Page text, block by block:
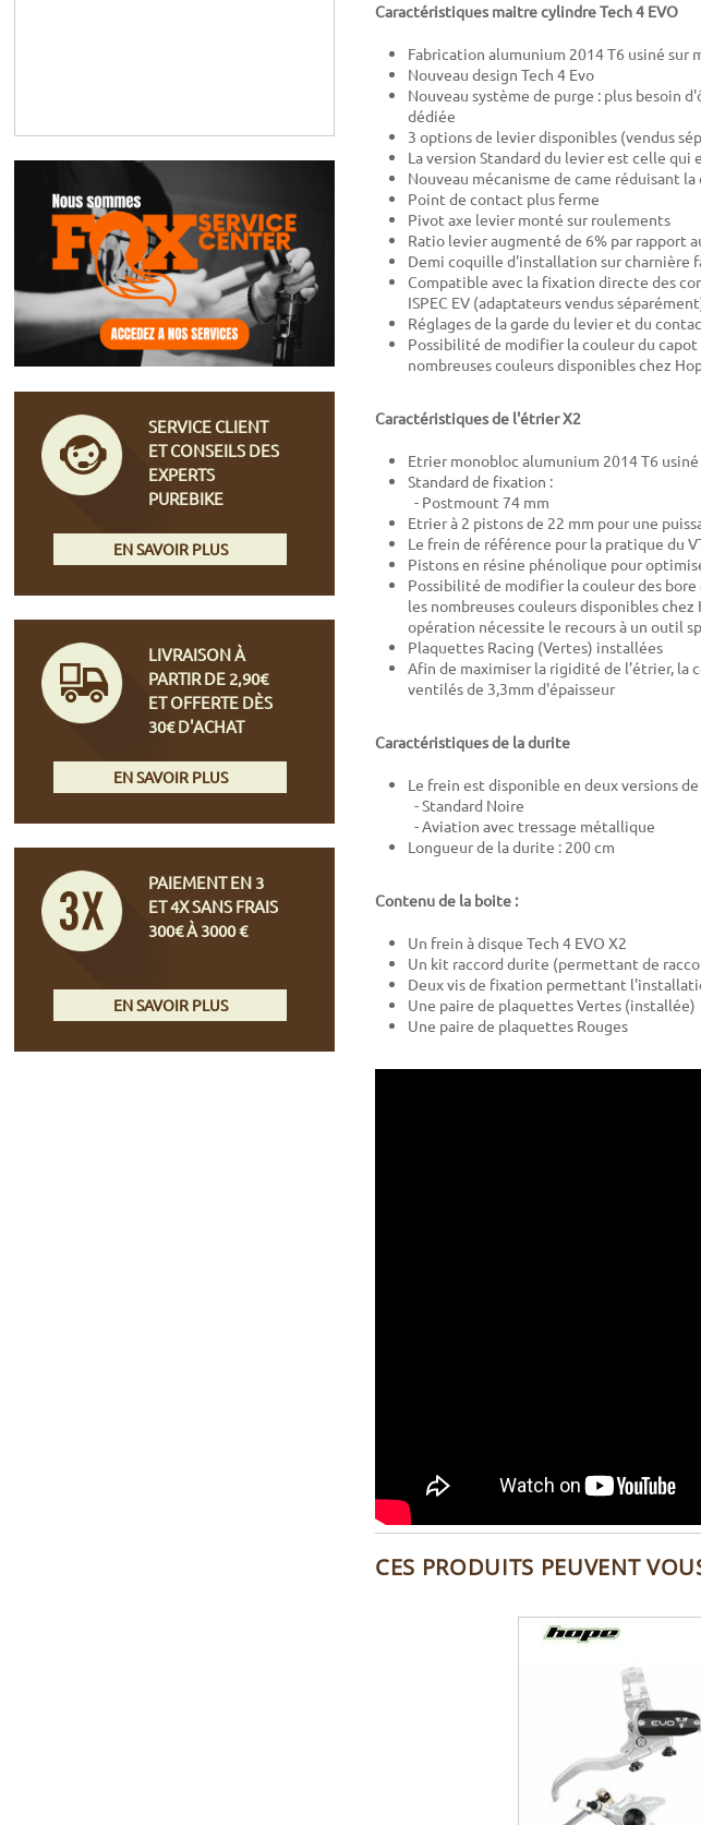
Caractéristiques maitre cylindre Tech 4 EVO
Fabrication alumunium 2014 T6 usiné sur
Nouveau design Tech 4 Evo
Nouveau système de purge : plus besoin
dédiée
3 options de levier disponibles (vendus
La version Standard du levier est celle qui
Nouveau mécanisme de came réduisant
Point de contact plus ferme
Pivot axe levier monté sur roulements
Ratio levier augmenté de 6% par rapport
Demi coquille d'installation sur
Compatible avec la fixation directe des
ISPEC EV (adaptateurs vendus
Réglages de la garde du levier et du
Possibilité de modifier la couleur du
nombreuses couleurs disponibles chez
Caractéristiques de l'étrier X2
Etrier monobloc alumunium 2014 T6
Standard de fixation :
- Postmount 74 mm
Etrier à 2 pistons de 22 mm pour une
Le frein de référence pour la pratique du
Pistons en résine phénolique pour
Possibilité de modifier la couleur des
les nombreuses couleurs disponibles
opération nécessite le recours à un outil
Plaquettes Racing (Vertes) installées
Afin de maximiser la rigidité de l’étrier,
ventilés de 3,3mm d'épaisseur
Caractéristiques de la durite
Le frein est disponible en deux versions
- Standard Noire
- Aviation avec tressage métallique
Longueur de la durite : 200 cm
Contenu de la boite :
Un frein à disque Tech 4 EVO X2
Un kit raccord durite (permettant de
Deux vis de fixation permettant
Une paire de plaquettes Vertes (installée)
Une paire de plaquettes Rouges
CES PRODUITS PEUVENT
SERVICE CLIENT
ET CONSEILS DES
EXPERTS
PUREBIKE
EN SAVOIR PLUS
LIVRAISON À
PARTIR DE 2,90€
ET OFFERTE DÈS
30€ D'ACHAT
EN SAVOIR PLUS
PAIEMENT EN 3
ET 4X SANS FRAIS
300€ À 3000 €
EN SAVOIR PLUS